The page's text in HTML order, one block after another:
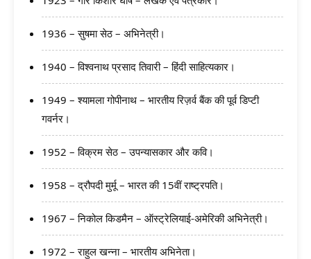
1936 – सुषमा सेठ – अभिनेत्री।
1940 – विश्वनाथ प्रसाद तिवारी – हिंदी साहित्यकार।
1949 – श्यामला गोपीनाथ – भारतीय रिज़र्व बैंक की पूर्व डिप्टी
गवर्नर।
1952 – विक्रम सेठ – उपन्यासकार और कवि।
1958 – द्रौपदी मुर्मू – भारत की 15वीं राष्ट्रपति।
1967 – निकोल किडमैन – ऑस्ट्रेलियाई-अमेरिकी अभिनेत्री।
1972 – राहुल खन्ना – भारतीय अभिनेता।